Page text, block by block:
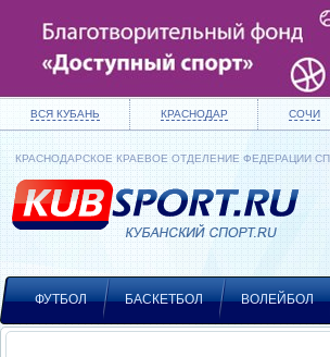
ВСЯ КУБАНЬ КРАСНОДАР СОЧИ
КРАСНОДАРСКОЕ КРАЕВОЕ ОТДЕЛЕНИЕ ФЕДЕРАЦИИ
ФУТБОЛ БАСКЕТБОЛ ВОЛЕЙБОЛ